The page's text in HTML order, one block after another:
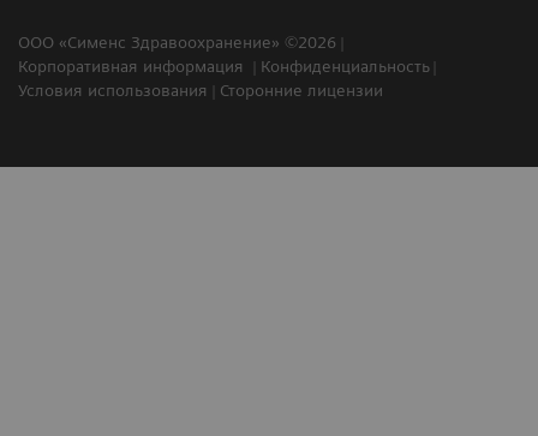
ООО «Сименс Здравоохранение» ©2026
Корпоративная информация
Конфиденциальность
Условия использования
Сторонние лицензии